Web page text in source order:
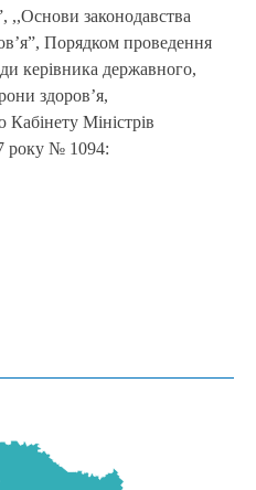
,,Основи законодавства
Порядком проведення
керівника державного,
здоров’я,
Міністрів
року № 1094: